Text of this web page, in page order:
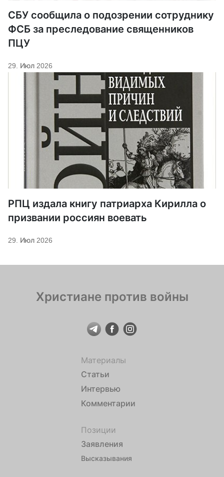
СБУ сообщила о подозрении сотруднику
ФСБ за преследование священников
ПЦУ
29. Июл 2026
РПЦ издала книгу патриарха Кирилла о
призвании россиян воевать
29. Июл 2026
Христиане против войны
Материалы
Статьи
Интервью
Комментарии
Позиции
Заявления
Высказывания